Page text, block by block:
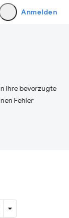
Anmelden
Ihre bevorzugte
Fehler